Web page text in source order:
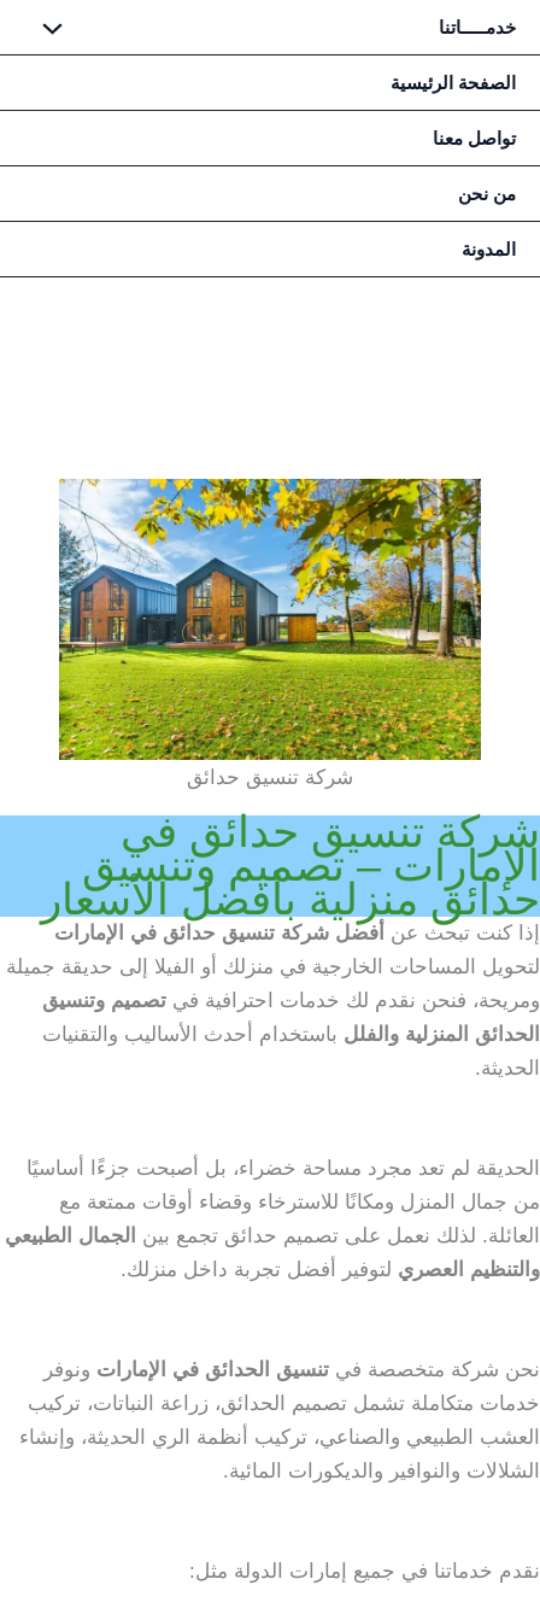
إلى
المحتوى
خدمـــــاتنا
الصفحة الرئيسية
تواصل معنا
من نحن
المدونة
شركة تنسيق حدائق
شركة تنسيق حدائق في
الإمارات – تصميم وتنسيق
حدائق منزلية بأفضل الأسعار
إذا كنت تبحث عن أفضل شركة تنسيق حدائق في الإمارات
لتحويل المساحات الخارجية في منزلك أو الفيلا إلى حديقة جميلة
ومريحة، فنحن نقدم لك خدمات احترافية في تصميم وتنسيق
الحدائق المنزلية والفلل باستخدام أحدث الأساليب والتقنيات
الحديثة.
الحديقة لم تعد مجرد مساحة خضراء، بل أصبحت جزءًا أساسيًا
من جمال المنزل ومكانًا للاسترخاء وقضاء أوقات ممتعة مع
العائلة. لذلك نعمل على تصميم حدائق تجمع بين الجمال الطبيعي
والتنظيم العصري لتوفير أفضل تجربة داخل منزلك.
نحن شركة متخصصة في تنسيق الحدائق في الإمارات ونوفر
خدمات متكاملة تشمل تصميم الحدائق، زراعة النباتات، تركيب
العشب الطبيعي والصناعي، تركيب أنظمة الري الحديثة، وإنشاء
الشلالات والنوافير والديكورات المائية.
نقدم خدماتنا في جميع إمارات الدولة مثل: